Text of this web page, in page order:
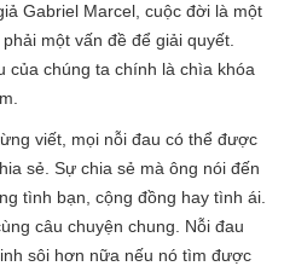
Gabriel Marcel, cuộc đời là một
một vấn đề để giải quyết.
của chúng ta chính là chìa khóa
viết, mọi nỗi đau có thể được
sẻ. Sự chia sẻ mà ông nói đến
tình bạn, cộng đồng hay tình ái.
câu chuyện chung. Nỗi đau
sôi hơn nữa nếu nó tìm được